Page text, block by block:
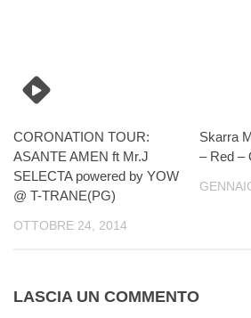
CORONATION TOUR:
ASANTE AMEN ft Mr.J
SELECTA powered by YOW
@ T-TRANE(PG)
OTTOBRE 24, 2014
Skarra
– Red –
LASCIA UN COMMENTO